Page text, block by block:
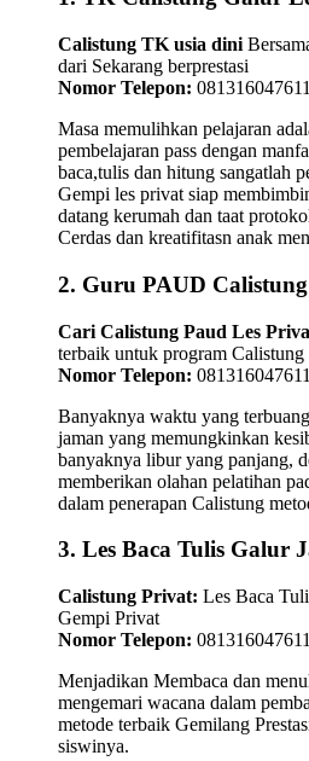
Calistung TK usia dini
dari Sekarang berprestasi
Nomor Telepon: 081316047611
Masa memulihkan pelajaran
pembelajaran pass dengan
baca,tulis dan hitung sangatlah
Gempi les privat siap
datang kerumah dan taat
Cerdas dan kreatifitasn anak
2. Guru PAUD
Cari Calistung Paud Les
terbaik untuk program Calistung
Nomor Telepon: 081316047611
Banyaknya waktu yang
jaman yang memungkinkan
banyaknya libur yang panjang,
memberikan olahan pelatihan
dalam penerapan Calistung
3. Les Baca Tulis Galur
Calistung Privat: Les Baca
Gempi Privat
Nomor Telepon:
Menjadikan Membaca dan
mengemari wacana dalam
metode terbaik Gemilang
siswinya.